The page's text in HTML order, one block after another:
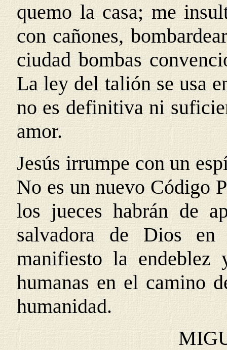
quemo la casa; me
con cañones,
ciudad bombas
La ley del talión se usa
no es definitiva ni
amor.
Jesús irrumpe con un
No es un nuevo Código
los jueces habrán de
salvadora de Dios
manifiesto la endeblez
humanas en el camino
humanidad.